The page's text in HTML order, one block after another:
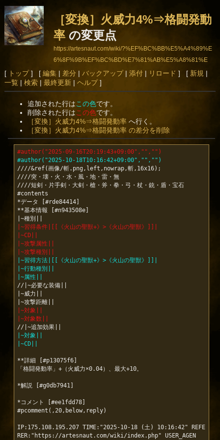
［変換］火威力4%⇒格闘発動
率の変更点
https://artesnaut.com/wiki/?%EF%BC%BB%E5%A4%89%E
6%8F%9B%EF%BC%BD%E7%81%AB%E5%A8%81%E
5%8A%9B4%25%E2%87%92%E6%A0%BC%E9%97%9
8%E7%99%BA%E5%8B%95%E7%8E%87
[ トップ] [ 編集| 差分 | バックアップ| 添付| リロード ] [ 新規 |
一覧| 検索| 最終更新| ヘルプ]
追加された行はこの色です。
削除された行はこの色です。
［変換］火威力4%⇒格闘発動率 へ行く。
［変換］火威力4%⇒格闘発動率 の差分を削除
#author("2025-09-16T20:19:43+09:00","","")
#author("2025-10-18T10:16:42+09:00","","")
////&ref(画像/斬.png,left,nowrap,斬,16x16);
////突・壊・火・水・風・地・雷・無
////短剣・片手剣・大剣・槍・斧・拳・弓・杖・銃・盾・宝石
#contents
*データ [#rde84414]
**基本情報 [#n943508e]
|~習得条件|[[《火山の聖獣+》>《火山の聖獣》]]|
|~CD||
|~攻撃属性||
|~攻撃種別||
|~習得方法|[[《火山の聖獣+》>《火山の聖獣》]]|
|~行動種別||
|~属性||
//|~必要な装備||
|~威力||
|~対象||
|~対象数||
|~対象||
|~CD||
**詳細 [#p13075f6]
「格闘発動率」+（火威力×0.04）、最大+10。
*解説 [#g0db7941]
*コメント [#ee1fdd78]
#pcomment(,20,below,reply)
IP:175.108.195.207 TIME:"2025-10-18 (土) 10:16:42" REFE
RER:"https://artesnaut.com/wiki/index.php" USER_AGEN